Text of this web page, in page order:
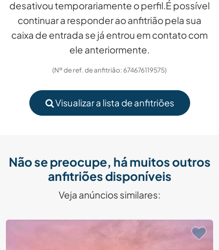
desativou temporariamente o perfil.É possível
continuar a responder ao anfitrião pela sua
caixa de entrada se já entrou em contato com
ele anteriormente.
(Nº de ref. de anfitrião: 674676119575)
Visualizar a lista de anfitriões
Não se preocupe, há muitos outros
anfitriões disponíveis
Veja anúncios similares: